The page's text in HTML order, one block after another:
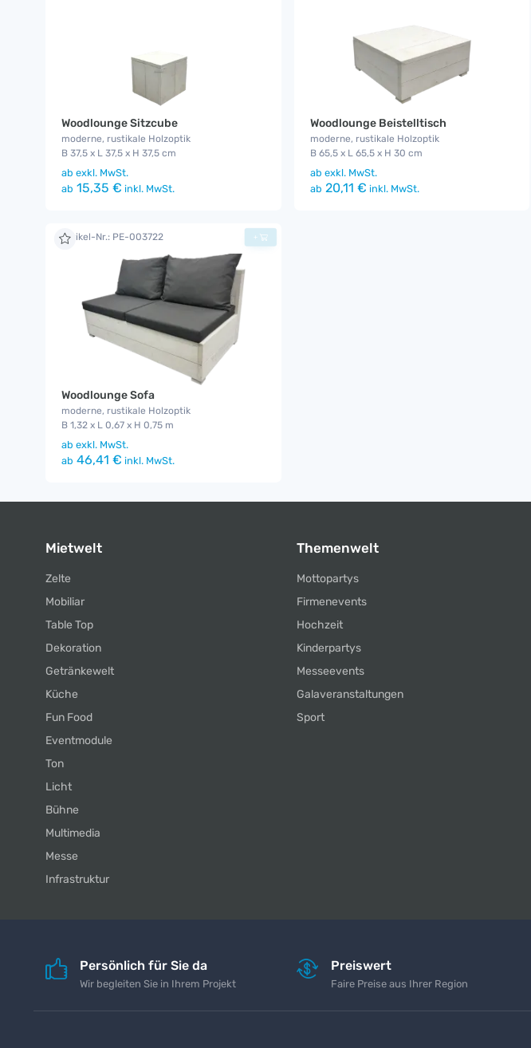
Woodlounge Sitzcube
moderne, rustikale Holzoptik
B 37,5 x L 37,5 x H 37,5 cm
ab exkl. MwSt.
ab 15,35 € inkl. MwSt.
Woodlounge Beistelltisch
moderne, rustikale Holzoptik
B 65,5 x L 65,5 x H 30 cm
ab exkl. MwSt.
ab 20,11 € inkl. MwSt.
Artikel-Nr.: PE-003722
Woodlounge Sofa
moderne, rustikale Holzoptik
B 1,32 x L 0,67 x H 0,75 m
ab exkl. MwSt.
ab 46,41 € inkl. MwSt.
+
Mietwelt
Zelte
Mobiliar
Table Top
Dekoration
Getränkewelt
Küche
Fun Food
Eventmodule
Ton
Licht
Bühne
Multimedia
Messe
Infrastruktur
Themenwelt
Mottopartys
Firmenevents
Hochzeit
Kinderpartys
Messeevents
Galaveranstaltungen
Sport
Persönlich für Sie da
Wir begleiten Sie in Ihrem Projekt
Preiswert
Faire Preise aus Ihrer Region